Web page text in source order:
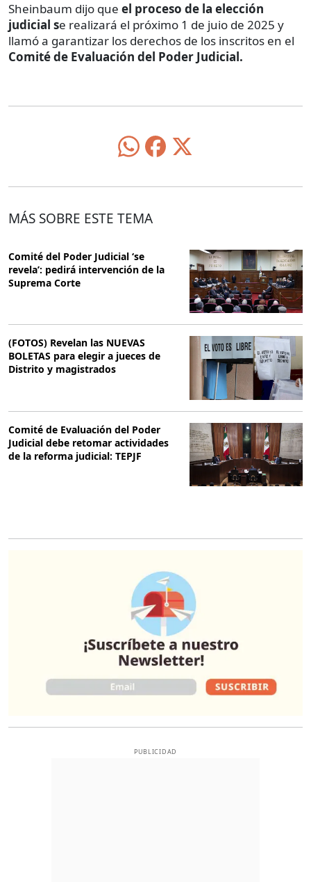
Sheinbaum dijo que el proceso de la elección
judicial se realizará el próximo 1 de juio de 2025 y
llamó a garantizar los derechos de los inscritos en el
Comité de Evaluación del Poder Judicial.
MÁS SOBRE ESTE TEMA
Comité del Poder Judicial ‘se
revela’: pedirá intervención de la
Suprema Corte
(FOTOS) Revelan las NUEVAS
BOLETAS para elegir a jueces de
Distrito y magistrados
Comité de Evaluación del Poder
Judicial debe retomar actividades
de la reforma judicial: TEPJF
PUBLICIDAD